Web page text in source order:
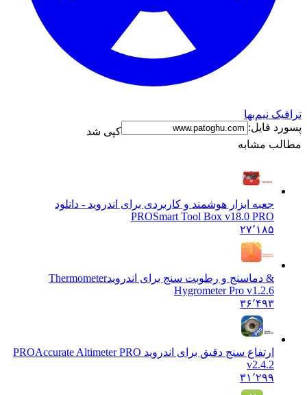
نیم‌بها
فایل:
کپی شد
مشابه
جعبه ابزار هوشمند و کاربردی برای اندروید - دانلود
PROSmart Tool Box v18.0 PRO
۲۷٬۱۸۵
& دماسنج و رطوبت سنج برای اندروید Thermometer
Hygrometer Pro v1.2.6
۳۶٬۴۹۳
ارتفاع سنج دقیق برای اندروید PRO Accurate Altimeter PRO
۳۱٬۲۹۹